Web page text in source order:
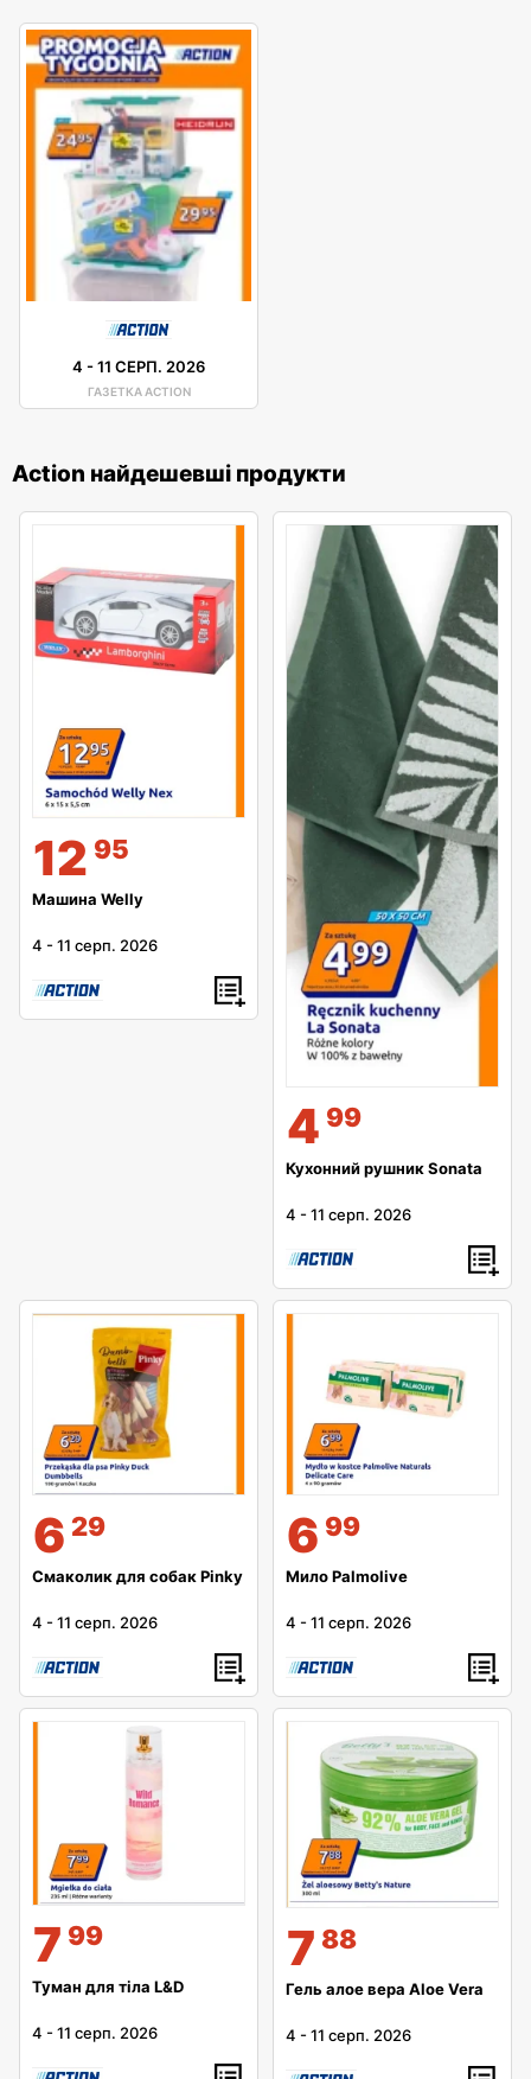
4 -11 СЕРП. 2026
ГАЗЕТКА ACTION
Action найдешевші продукти
12 95
Машина Welly
4 -11 серп. 2026
4 99
Кухонний рушник Sonata
4 -11 серп. 2026
6 29
Смаколик для собак Pinky
4 -11 серп. 2026
6 99
Мило Palmolive
4 -11 серп. 2026
7 99
Туман для тіла L&D
4 -11 серп. 2026
7 88
Гель алое вера Aloe Vera
4 -11 серп. 2026